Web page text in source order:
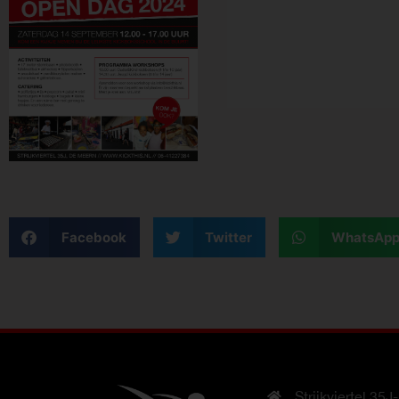
Facebook Twitter WhatsApp